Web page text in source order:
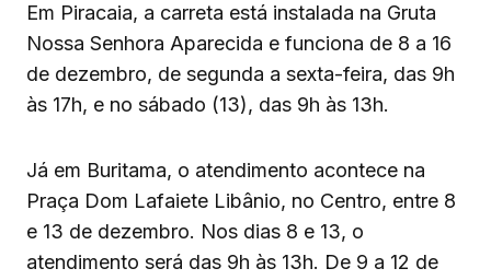
Em Piracaia, a carreta está instalada na Gruta
Nossa Senhora Aparecida e funciona de 8 a 16
de dezembro, de segunda a sexta-feira, das 9h
às 17h, e no sábado (13), das 9h às 13h.
Já em Buritama, o atendimento acontece na
Praça Dom Lafaiete Libânio, no Centro, entre 8
e 13 de dezembro. Nos dias 8 e 13, o
atendimento será das 9h às 13h. De 9 a 12 de